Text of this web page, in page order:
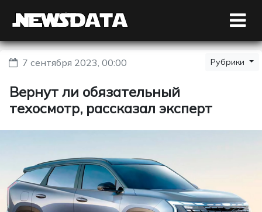
7 сентября 2023, 00:00 Рубрики
Вернут ли обязательный
техосмотр, рассказал эксперт